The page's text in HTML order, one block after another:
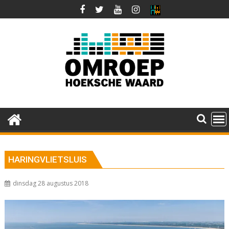
naar
HARINGVLIETSLUIS
dinsdag 28 augustus 2018